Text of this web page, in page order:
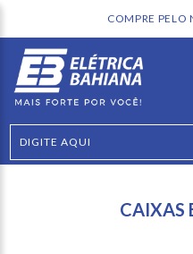
COMPRE PELO
CAIXAS